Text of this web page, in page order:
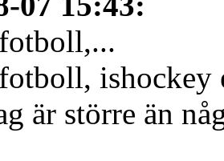
är större än